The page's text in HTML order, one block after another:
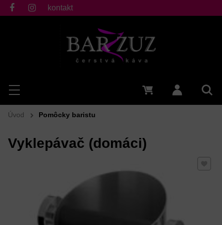
Hľadať
Menu Prihlásiť
fb ig
kontakt
Úvod Pomôcky baristu
Vyklepávač (domáci)